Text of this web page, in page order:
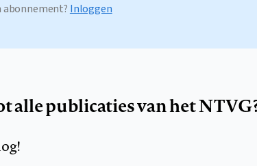
abonnement? Inloggen
alle publicaties van het